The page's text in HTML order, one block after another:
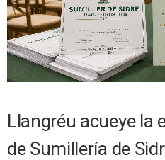
Llangréu acueye la
de Sumillería de